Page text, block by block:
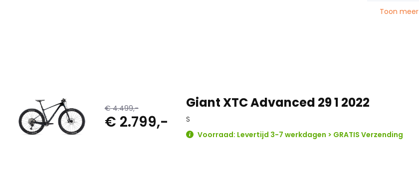
Toon meer
€ 4.499,-
€ 2.799,-
Giant XTC Advanced 29 1 2022
S
Voorraad: Levertijd 3-7 werkdagen > GRATIS Verzending